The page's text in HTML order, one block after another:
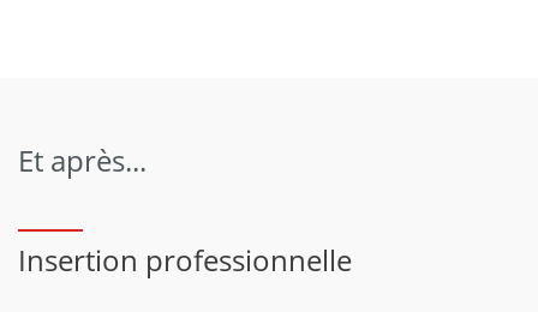
Et après...
Insertion professionnelle